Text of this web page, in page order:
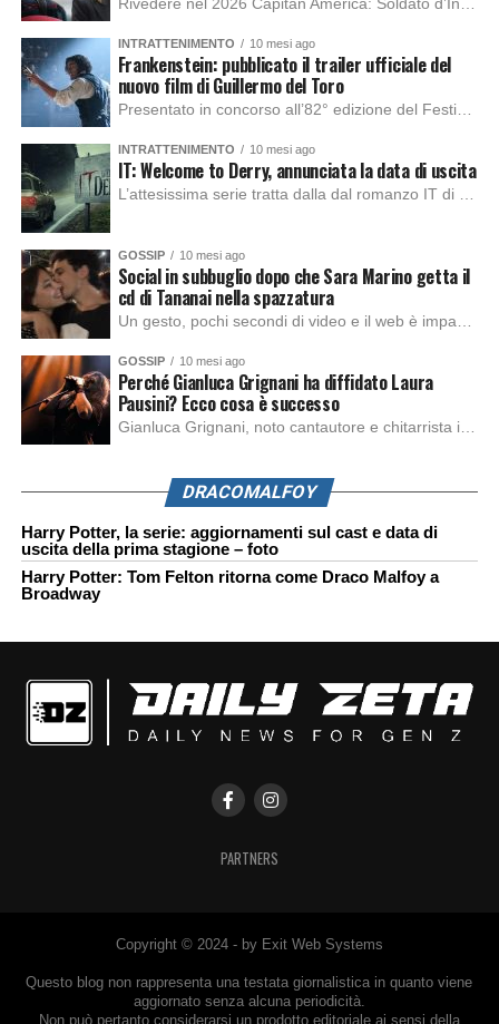
INTRATTENIMENTO 10 mesi ago
Frankenstein: pubblicato il trailer ufficiale del
nuovo film di Guillermo del Toro
INTRATTENIMENTO 10 mesi ago
IT: Welcome to Derry, annunciata la data di uscita
GOSSIP 10 mesi ago
Social in subbuglio dopo che Sara Marino getta il
cd di Tananai nella spazzatura
GOSSIP 10 mesi ago
Perché Gianluca Grignani ha diffidato Laura
Pausini? Ecco cosa è successo
DRACOMALFOY
Harry Potter, la serie: aggiornamenti sul cast e data di
uscita della prima stagione – foto
Harry Potter: Tom Felton ritorna come Draco Malfoy a
Broadway
PARTNERS
Copyright © 2024 - by Exit Web Systems
Questo blog non rappresenta una testata giornalistica in quanto viene
aggiornato senza alcuna periodicità.
Non può pertanto considerarsi un prodotto editoriale ai sensi della